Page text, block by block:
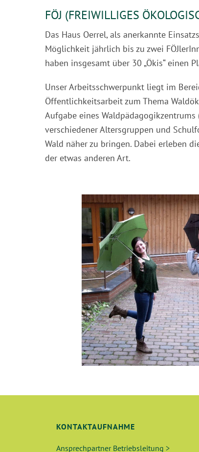
FÖJ (FREIWILLIGES
Das Haus Oerrel, als anerkannte
Möglichkeit jährlich bis zu zwei
haben insgesamt über 30 „Ökis“ einen
Unser Arbeitsschwerpunkt liegt im
Öffentlichkeitsarbeit zum Thema
Aufgabe eines Waldpädagogikzentrums
verschiedener Altersgruppen und
Wald näher zu bringen. Dabei erleben
der etwas anderen Art.
KONTAKTAUFNAHME
Ansprechpartner Betriebsleitung >